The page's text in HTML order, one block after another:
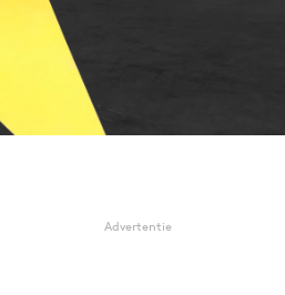
Advertentie